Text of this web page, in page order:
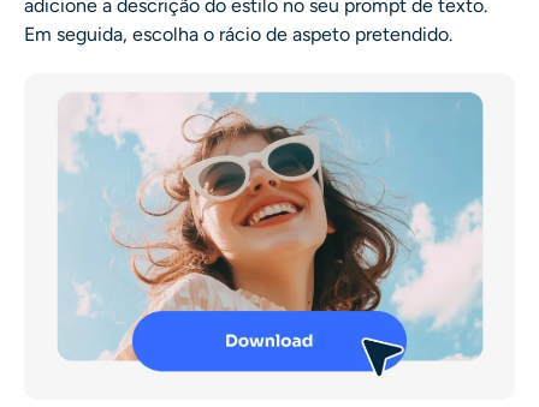
adicione a descrição do estilo no seu prompt de texto.
Em seguida, escolha o rácio de aspeto pretendido.